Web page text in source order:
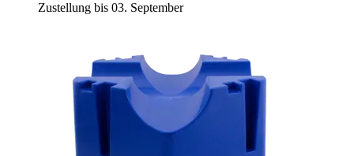
Zustellung bis 03. September